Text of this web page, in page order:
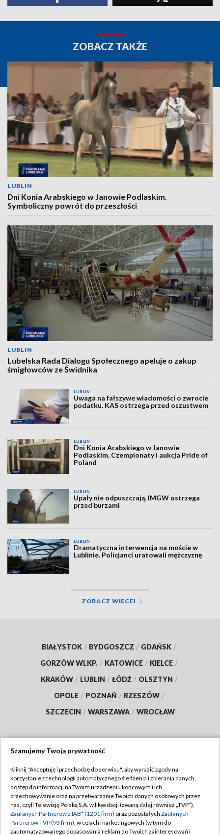
ZOBACZ TAKŻE
LUBLIN
Dni Konia Arabskiego w Janowie Podlaskim.
Symboliczny powrót do przeszłości
LUBLIN
Lubelska Rada Dialogu Społecznego apeluje o zakup
śmigłowców ze Świdnika
LUBLIN
Uwaga na fałszywe wiadomości o zwrocie
podatku. KAS ostrzega przed oszustwem
LUBLIN
Dni Konia Arabskiego w Janowie
Podlaskim. Czempionaty i aukcja Pride of
Poland
LUBLIN
Upały nie odpuszczają. IMGW ostrzega
przed burzami
LUBLIN
Dramatyczna interwencja na moście w
Lublinie. Policjanci uratowali mężczyznę
ZOBACZ WIĘCEJ
BIAŁYSTOK / BYDGOSZCZ / GDAŃSK /
GORZÓW WLKP. / KATOWICE / KIELCE /
KRAKÓW / LUBLIN / ŁÓDŹ / OLSZTYN /
OPOLE / POZNAŃ / RZESZÓW /
SZCZECIN / WARSZAWA / WROCŁAW
TVP
Abonament TVP
Emisja w TVP
Centrum informacji TVP
Regulamin TVP
Polityka prywatności
Moje zgody
Szanujemy Twoją prywatność
Kliknij "Akceptuję i przechodzę do serwisu", aby wyrazić zgody na
korzystanie z technologii automatycznego śledzenia i zbierania danych,
dostęp do informacji na Twoim urządzeniu końcowym i ich
przechowywanie oraz na przetwarzanie Twoich danych osobowych przez
nas, czyli Telewizję Polską S.A. w likwidacji (zwaną dalej również „TVP”),
Zaufanych Partnerów z IAB* (1201 firm) oraz pozostałych Zaufanych
Partnerów TVP (93 firm), w celach marketingowych (w tym do
zautomatyzowanego dopasowania reklam do Twoich zainteresowań i